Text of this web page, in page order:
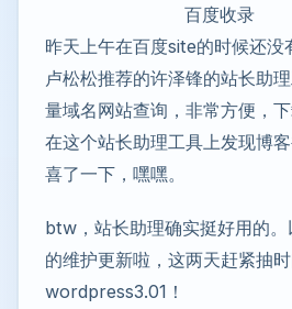
百度收录
昨天上午在百度site的时候还没
卢松松推荐的许泽锋的站长助
量域名网站查询，非常方便，
在这个站长助理工具上发现博
喜了一下，嘿嘿。
btw，站长助理确实挺好用的
的维护更新啦，这两天赶紧抽
wordpress3.01！